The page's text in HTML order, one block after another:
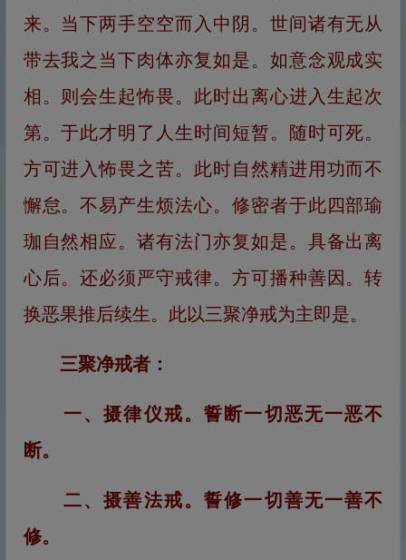
来。当下两手空空而入中阴。世间诸有无从
带去我之当下肉体亦复如是。如意念观成实
相。则会生起怖畏。此时出离心进入生起次
第。于此才明了人生时间短暂。随时可死。
方可进入怖畏之苦。此时自然精进用功而不
懈怠。不易产生烦法心。修密者于此四部瑜
珈自然相应。诸有法门亦复如是。具备出离
心后。还必须严守戒律。方可播种善因。转
换恶果推后续生。此以三聚净戒为主即是。
三聚净戒者：
一、摄律仪戒。誓断一切恶无一恶不
断。
二、摄善法戒。誓修一切善无一善不
修。